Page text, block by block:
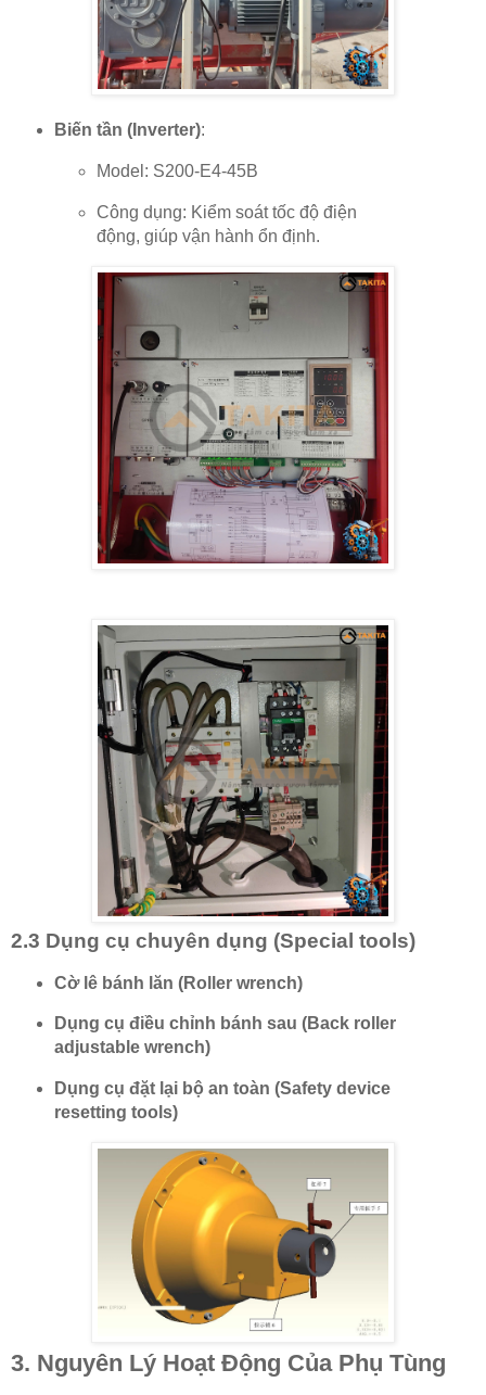
Biến tần (Inverter):
Model: S200-E4-45B
Công dụng: Kiểm soát tốc độ điện
động, giúp vận hành ổn định.
2.3 Dụng cụ chuyên dụng (Special tools)
Cờ lê bánh lăn (Roller wrench)
Dụng cụ điều chỉnh bánh sau (Back roller
adjustable wrench)
Dụng cụ đặt lại bộ an toàn (Safety device
resetting tools)
3. Nguyên Lý Hoạt Động Của Phụ Tùng